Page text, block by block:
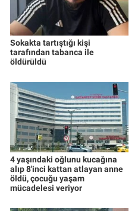
Sokakta tartıştığı kişi
tarafından tabanca ile
öldürüldü
4 yaşındaki oğlunu kucağına
alıp 8'inci kattan atlayan anne
öldü, çocuğu yaşam
mücadelesi veriyor